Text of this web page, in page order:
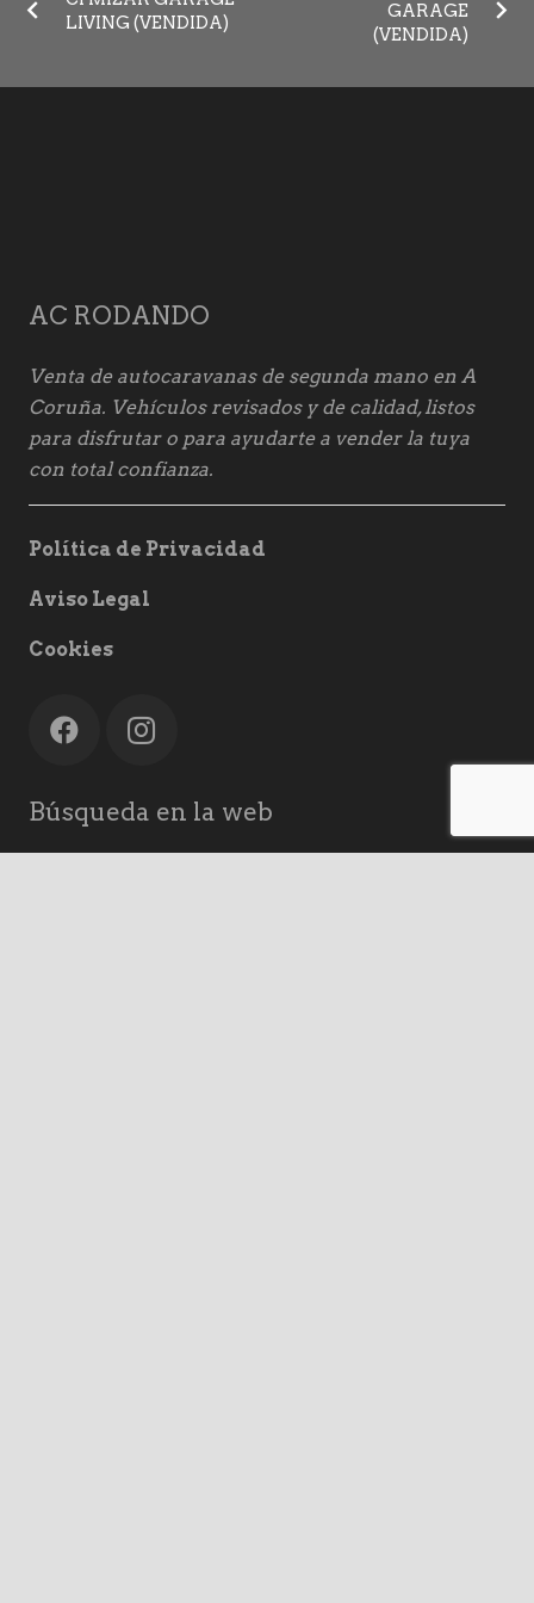
LIVING (VENDIDA)
GARAGE
(VENDIDA)
AC RODANDO
Venta de autocaravanas de segunda mano en A
Coruña. Vehículos revisados y de calidad, listos
para disfrutar o para ayudarte a vender la tuya
con total confianza.
Política de Privacidad
Aviso Legal
Cookies
Búsqueda en la web